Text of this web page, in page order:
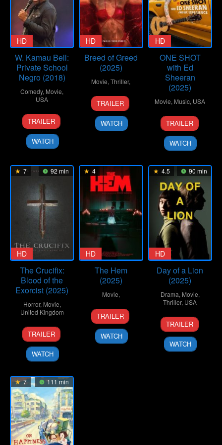
HD
W. Kamau Bell:
Private School
Negro (2018)
Comedy, Movie,
USA
25
Jun
2018
Shannon
Hartman
TRAILER
WATCH
HD
Breed of Greed
(2025)
Movie,Thriller,
25
Sep
2025
Ralph
Hemecker
TRAILER
WATCH
HD
ONE SHOT
with Ed
Sheeran
(2025)
Movie, Music, USA
19
Nov
2025
Philip
Barantini
TRAILER
WATCH
7 92 min
HD
The Crucifix:
Blood of the
Exorcist (2025)
Horror, Movie,
United Kingdom
8
Jan
2025
Stephen
Roach
TRAILER
WATCH
4
HD
The Hem
(2025)
Movie,
30
Sep
2025
Tyler
Russell
TRAILER
WATCH
4.5 90 min
HD
Day of a Lion
(2025)
Drama, Movie,
Thriller, USA
14
Aug
2025
Bianca
Foscht
TRAILER
WATCH
7 111 min